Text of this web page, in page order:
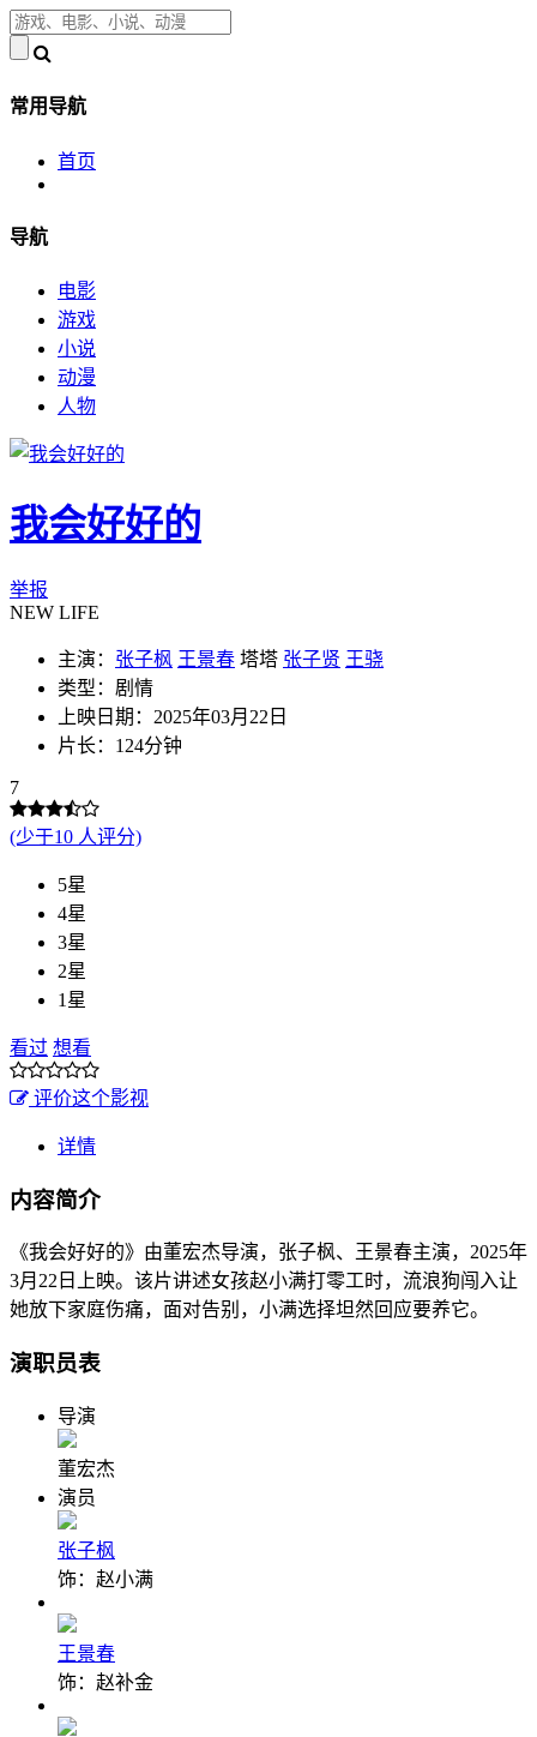
常用导航
首页
导航
电影
游戏
小说
动漫
人物
我会好好的
举报
NEW LIFE
主演： 张子枫 王景春 塔塔 张子贤 王骁
类型：剧情
上映日期：2025年03月22日
片长：124分钟
7
(少于10 人评分)
5星
4星
3星
2星
1星
看过 想看
评价这个影视
详情
内容简介
《我会好好的》由董宏杰导演，张子枫、王景春主演，2025年
3月22日上映。该片讲述女孩赵小满打零工时，流浪狗闯入让
她放下家庭伤痛，面对告别，小满选择坦然回应要养它。
演职员表
导演
董宏杰
演员
张子枫
饰：赵小满
王景春
饰：赵补金